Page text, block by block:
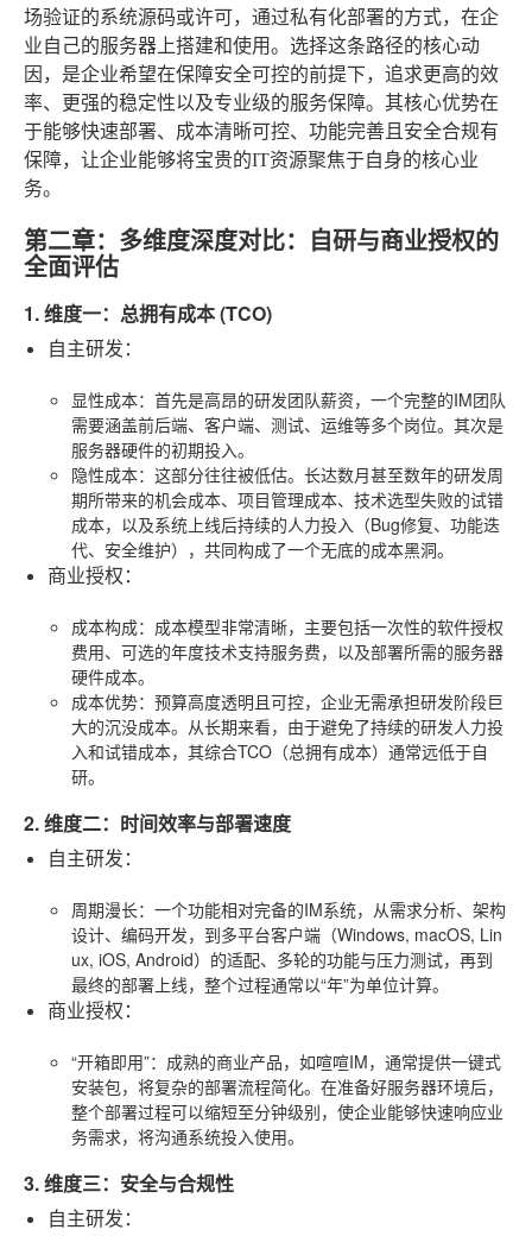
场验证的系统源码或许可，通过私有化部署的方式，在企
业自己的服务器上搭建和使用。选择这条路径的核心动
因，是企业希望在保障安全可控的前提下，追求更高的效
率、更强的稳定性以及专业级的服务保障。其核心优势在
于能够快速部署、成本清晰可控、功能完善且安全合规有
保障，让企业能够将宝贵的IT资源聚焦于自身的核心业
务。
第二章：多维度深度对比：自研与商业授权的
全面评估
1. 维度一：总拥有成本 (TCO)
自主研发 ：
显性成本：首先是高昂的研发团队薪资，一个完整的IM团队
需要涵盖前后端、客户端、测试、运维等多个岗位。其次是
服务器硬件的初期投入。
隐性成本：这部分往往被低估。长达数月甚至数年的研发周
期所带来的机会成本、项目管理成本、技术选型失败的试错
成本，以及系统上线后持续的人力投入（Bug修复、功能迭
代、安全维护），共同构成了一个无底的成本黑洞。
商业授权 ：
成本构成：成本模型非常清晰，主要包括一次性的软件授权
费用、可选的年度技术支持服务费，以及部署所需的服务器
硬件成本。
成本优势：预算高度透明且可控，企业无需承担研发阶段巨
大的沉没成本。从长期来看，由于避免了持续的研发人力投
入和试错成本，其综合TCO（总拥有成本）通常远低于自
研。
2. 维度二：时间效率与部署速度
自主研发 ：
周期漫长：一个功能相对完备的IM系统，从需求分析、架构
设计、编码开发，到多平台客户端（Windows, macOS, Lin
ux, iOS, Android）的适配、多轮的功能与压力测试，再到
最终的部署上线，整个过程通常以“年”为单位计算。
商业授权 ：
“开箱即用”：成熟的商业产品，如喧喧IM，通常提供一键式
安装包，将复杂的部署流程简化。在准备好服务器环境后，
整个部署过程可以缩短至分钟级别，使企业能够快速响应业
务需求，将沟通系统投入使用。
3. 维度三：安全与合规性
自主研发 ：